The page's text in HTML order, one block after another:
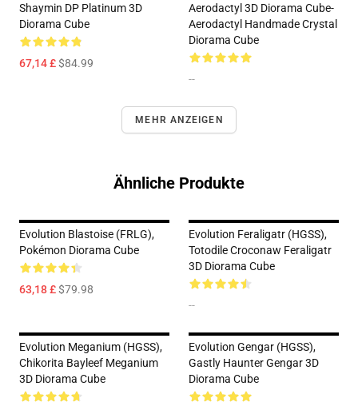
Shaymin DP Platinum 3D
Diorama Cube
67,14 £$84.99
Aerodactyl 3D Diorama Cube-
Aerodactyl Handmade Crystal
Diorama Cube
--
MEHR ANZEIGEN
Ähnliche Produkte
Evolution Blastoise (FRLG),
Pokémon Diorama Cube
63,18 £$79.98
Evolution Feraligatr (HGSS),
Totodile Croconaw Feraligatr
3D Diorama Cube
--
Evolution Meganium (HGSS),
Chikorita Bayleef Meganium
3D Diorama Cube
Evolution Gengar (HGSS),
Gastly Haunter Gengar 3D
Diorama Cube